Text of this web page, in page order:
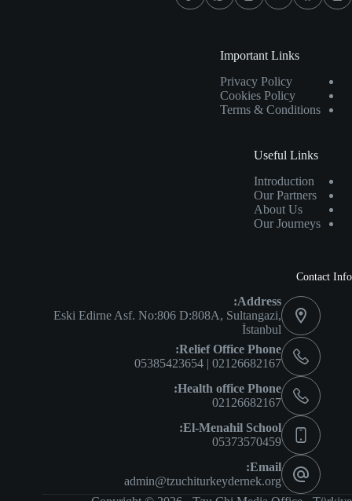
Important Links
Privacy Policy
Cookies Policy
Terms & Conditions
Useful Links
Introduction
Our Partners
About Us
Our Journeys
Contact Info
Address:
Eski Edirne Asf. No:806 D:808A, Sultangazi,
İstanbul
Relief Office Phone:
02126682167 | 05385423654
Health office Phone:
02126682167
El-Menahil School:
05373570459
Email:
admin@tzuchiturkeydernek.org